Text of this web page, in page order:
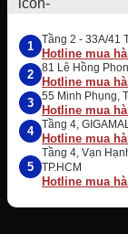
1 Tầng 2 - 33A/41
Hotline mua
2
81 Lê Hồng
Hotline mua
3
55 Minh Phụng,
Hotline mua
4
Tầng 4,
Hotline mua
5
Tầng 4, Vạn
TP.HCM
Hotline mua